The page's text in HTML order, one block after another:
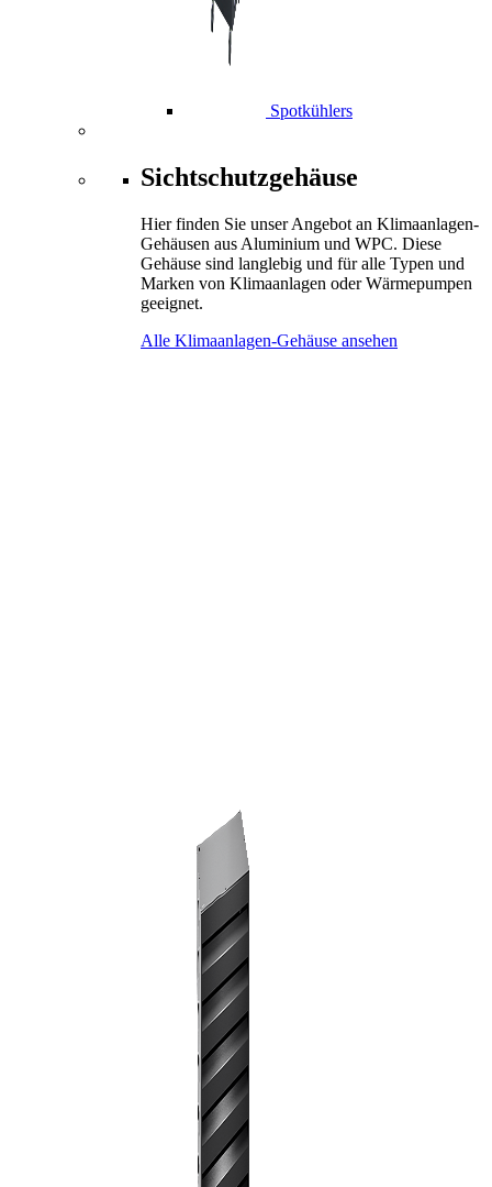
Spotkühlers
Sichtschutzgehäuse
Hier finden Sie unser Angebot an Klimaanlagen-
Gehäusen aus Aluminium und WPC. Diese
Gehäuse sind langlebig und für alle Typen und
Marken von Klimaanlagen oder Wärmepumpen
geeignet.
Alle Klimaanlagen-Gehäuse ansehen